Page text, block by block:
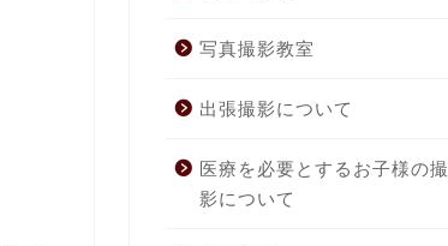
写真撮影教室
出張撮影について
医療を必要とするお子様の撮
影について